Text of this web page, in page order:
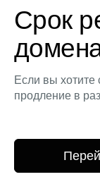
Срок
Если вы
продление в